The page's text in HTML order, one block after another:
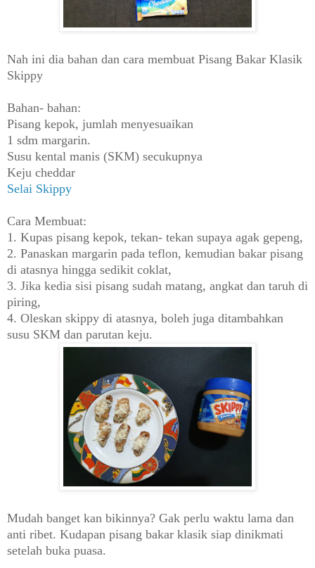
Nah ini dia bahan dan cara membuat Pisang Bakar Klasik
Skippy
Bahan- bahan:
Pisang kepok, jumlah menyesuaikan
1 sdm margarin.
Susu kental manis (SKM) secukupnya
Keju cheddar
Selai Skippy
Cara Membuat:
1. Kupas pisang kepok, tekan- tekan supaya agak gepeng,
2. Panaskan margarin pada teflon, kemudian bakar pisang
di atasnya hingga sedikit coklat,
3. Jika kedia sisi pisang sudah matang, angkat dan taruh di
piring,
4. Oleskan skippy di atasnya, boleh juga ditambahkan
susu SKM dan parutan keju.
Mudah banget kan bikinnya? Gak perlu waktu lama dan
anti ribet. Kudapan pisang bakar klasik siap dinikmati
setelah buka puasa.